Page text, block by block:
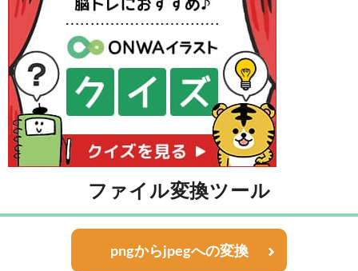
ファイル変換ツール
pngからjpegへの変換